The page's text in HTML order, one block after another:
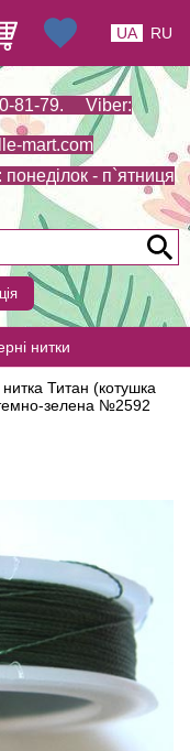
81-79. Viber:
mart.com
: понеділок - п`ятниця
UA RU
нитки
нитка Титан (котушка
зелена №2592